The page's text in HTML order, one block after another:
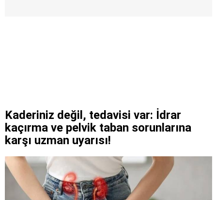
Kaderiniz değil, tedavisi var: İdrar
kaçırma ve pelvik taban sorunlarına
karşı uzman uyarısı!